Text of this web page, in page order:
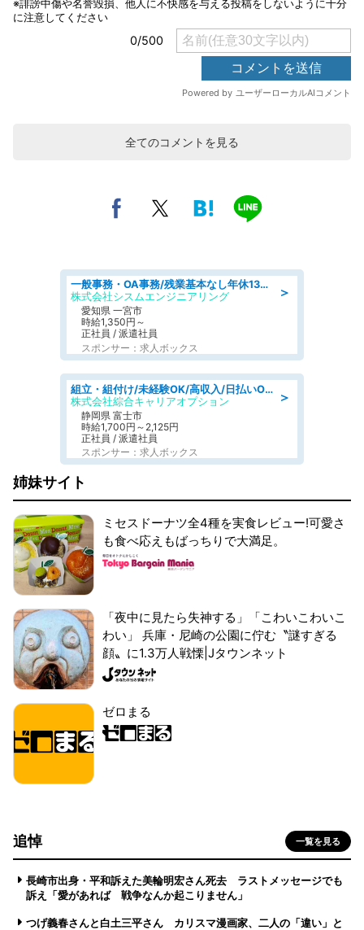
全てのコメントを見る
＞
一般事務・OA事務/残業基本なし年休130日社保完備の一般・調達事務
株式会社シスムエンジニアリング
愛知県 一宮市
時給1,350円～
正社員 / 派遣社員
スポンサー：求人ボックス
＞
組立・組付け/未経験OK/高収入/日払いOK/交替制/20・30・40代活躍中
株式会社綜合キャリアオプション
静岡県 富士市
時給1,700円～2,125円
正社員 / 派遣社員
スポンサー：求人ボックス
姉妹サイト
ミセスドーナツ全4種を実食レビュー!可愛さ
も食べ応えもばっちりで大満足。
「夜中に見たら失神する」「こわいこわいこ
わい」 兵庫・尼崎の公園に佇む〝謎すぎる
顔〟に1.3万人戦慄|Jタウンネット
ゼロまる
追悼 一覧を見る
長崎市出身・平和訴えた美輪明宏さん死去 ラストメッセージでも
訴え「愛があれば 戦争なんか起こりません」
つげ義春さんと白土三平さん カリスマ漫画家、二人の「違い」と